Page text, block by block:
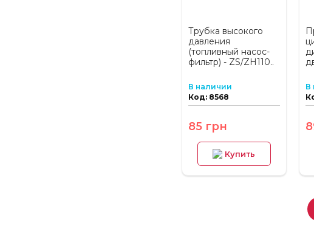
Трубка высокого
давления
(топливный насос-
фильтр) - ZS/ZH110..
В наличии
Код: 8568
85 грн
Купить
В